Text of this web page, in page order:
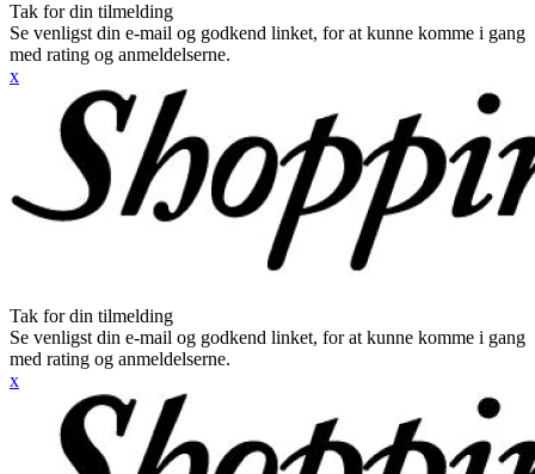
Tak for din tilmelding
Se venligst din e-mail og godkend linket, for at kunne komme i gang
med rating og anmeldelserne.
x
Tak for din tilmelding
Se venligst din e-mail og godkend linket, for at kunne komme i gang
med rating og anmeldelserne.
x